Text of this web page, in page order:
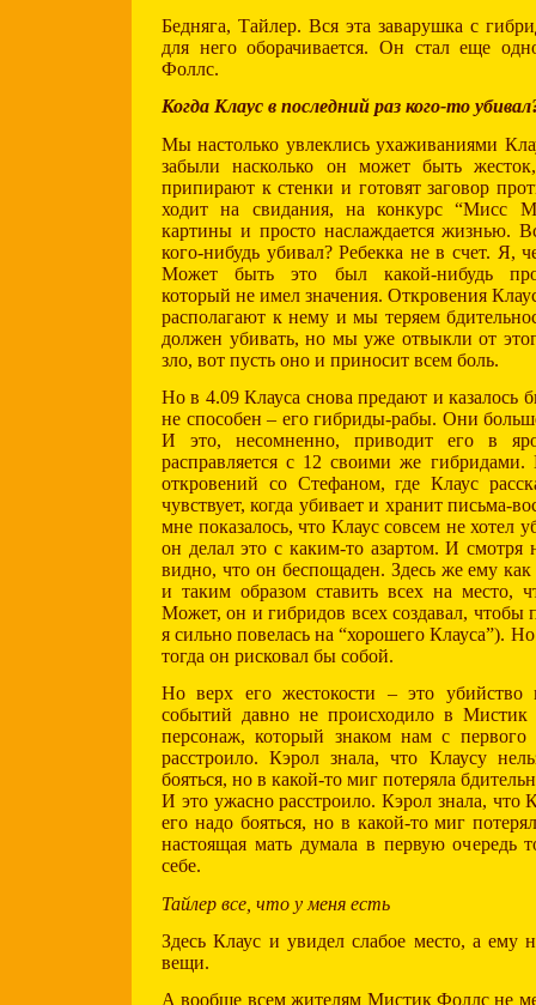
Бедняга, Тайлер. Вся эта заварушка с
для него оборачивается. Он стал еще
Фоллс.
Когда Клаус в последний раз кого-то
Мы настолько увлеклись ухаживаниями
забыли насколько он может быть
припирают к стенки и готовят заговор
ходит на свидания, на конкурс “Мисс
картины и просто наслаждается жизнью.
кого-нибудь убивал? Ребекка не в счет. Я,
Может быть это был какой-нибудь
который не имел значения. Откровения
располагают к нему и мы теряем
должен убивать, но мы уже отвыкли от
зло, вот пусть оно и приносит всем боль.
Но в 4.09 Клауса снова предают и казалось
не способен – его гибриды-рабы. Они
И это, несомненно, приводит его в
расправляется с 12 своими же гибридами.
откровений со Стефаном, где Клаус
чувствует, когда убивает и хранит письма-
мне показалось, что Клаус совсем не хотел
он делал это с каким-то азартом. И смотря
видно, что он беспощаден. Здесь же ему как
и таким образом ставить всех на место,
Может, он и гибридов всех создавал, чтобы
я сильно повелась на “хорошего Клауса”).
тогда он рисковал бы собой.
Но верх его жестокости – это
событий давно не происходило в
персонаж, который знаком нам с
расстроило. Кэрол знала, что Клаусу
бояться, но в какой-то миг потеряла
И это ужасно расстроило. Кэрол знала, что
его надо бояться, но в какой-то миг
настоящая мать думала в первую очередь
себе.
Тайлер все, что у меня есть
Здесь Клаус и увидел слабое место, а ему
вещи.
А вообще всем жителям Мистик Фоллс не